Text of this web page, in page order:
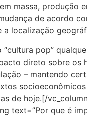
massa, produção
de acordo
a localização
“cultura pop”
direto sobre os
– mantendo
de hoje.[/
text=”Por que é